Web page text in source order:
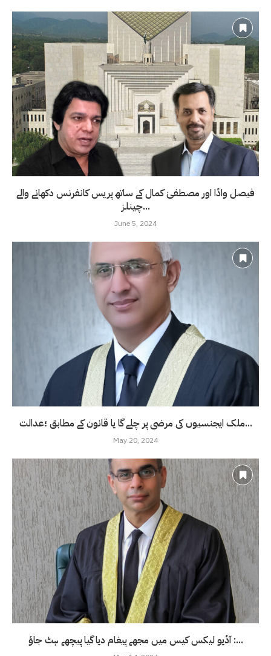
فیصل واڈا اور مصطفیٰ کمال کے ساتھ پریس کانفرنس دکھانے والے
چینلز...
June 5, 2024
ملک ایجنسیوں کی مرضی پر چلے گا یا قانون کے مطابق ؛عدالت...
May 20, 2024
آڈیو لیکس کیس میں مجھے پیغام دیا گیا پیچھے ہٹ جاؤ :...